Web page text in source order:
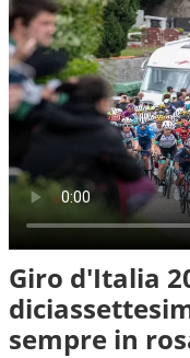
Giro d'Italia
sempre in